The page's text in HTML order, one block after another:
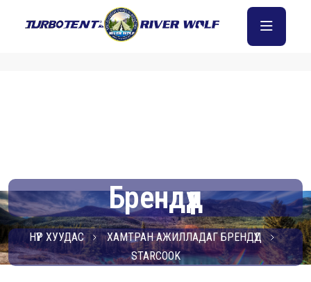
Брендүүд
НҮҮР ХУУДАС
ХАМТРАН АЖИЛЛАДАГ БРЕНДҮҮД
STARCOOK